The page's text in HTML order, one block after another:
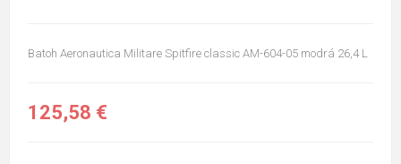
Batoh Aeronautica Militare Spitfire classic AM-604-05 modrá 26,4 L
125,58 €